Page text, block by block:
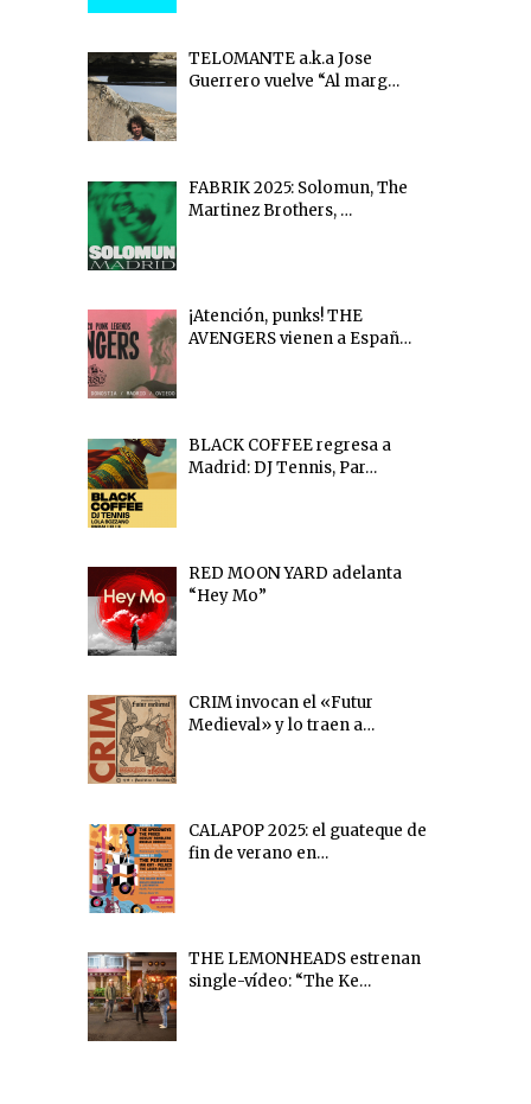
TELOMANTE a.k.a Jose
Guerrero vuelve “Al marg…
FABRIK 2025: Solomun, The
Martinez Brothers, …
¡Atención, punks! THE
AVENGERS vienen a Españ…
BLACK COFFEE regresa a
Madrid: DJ Tennis, Par…
RED MOON YARD adelanta
“Hey Mo”
CRIM invocan el «Futur
Medieval» y lo traen a…
CALAPOP 2025: el guateque de
fin de verano en…
THE LEMONHEADS estrenan
single-vídeo: “The Ke…